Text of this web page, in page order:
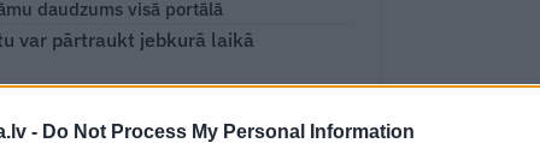
- Do Not Process My Personal Information
daudzums visā portālā
var pārtraukt jebkurā laikā